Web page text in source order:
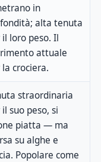
in
alta tenuta
il loro peso. Il
attuale
la crociera.
straordinaria
suo peso, si
piatta — ma
su alghe e
Popolare come